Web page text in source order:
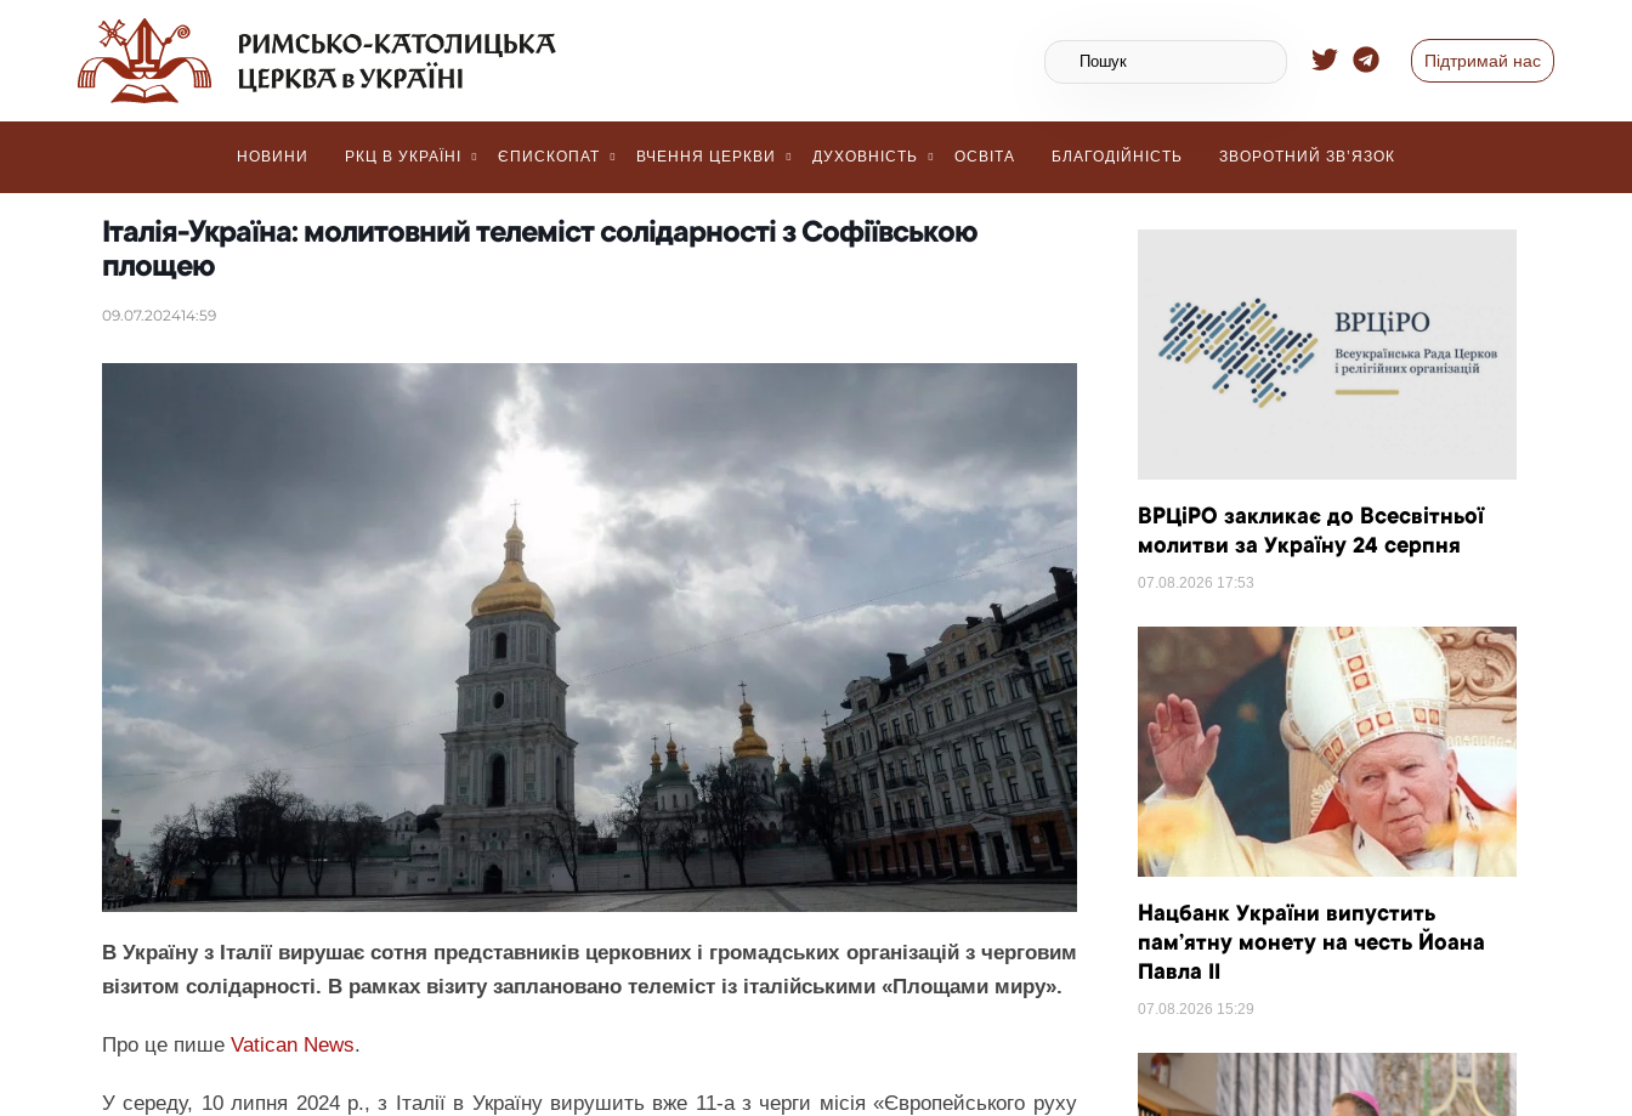
Підтримай нас
НОВИНИ РКЦ В УКРАЇНІ ЄПИСКОПАТ ВЧЕННЯ ЦЕРКВИ ДУХОВНІСТЬ ОСВІТА БЛАГОДІЙНІСТЬ ЗВОРОТНИЙ ЗВ’ЯЗОК
Італія-Україна: молитовний телеміст солідарності з Софіївською
площею
09.07.202414:59
В Україну з Італії вирушає сотня представників церковних і громадських організацій з черговим
візитом солідарності. В рамках візиту заплановано телеміст із італійськими «Площами миру».
Про це пише Vatican News.
У середу, 10 липня 2024 р., з Італії в Україну вирушить вже 11-а з черги місія «Європейського руху
ВРЦіРО закликає до Всесвітньої
молитви за Україну 24 серпня
07.08.2026 17:53
Нацбанк України випустить
пам’ятну монету на честь Йоана
Павла II
07.08.2026 15:29